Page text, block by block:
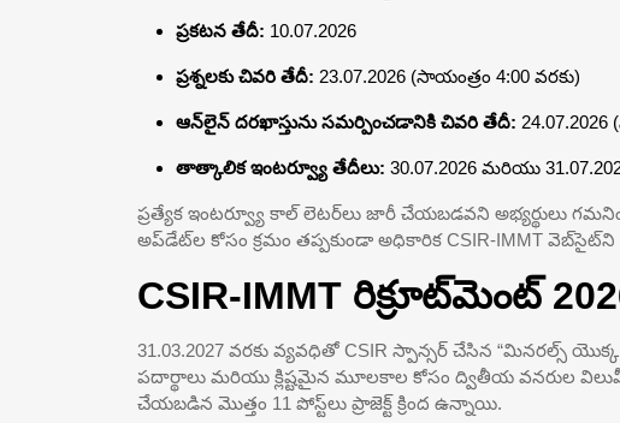
ప్రకటన తేదీ: 10.07.2026
ప్రశ్నలకు చివరి తేదీ: 23.07.2026 (సాయంత్రం 4:00 వరకు)
ఆన్‌లైన్ దరఖాస్తును సమర్పించడానికి చివరి తేదీ:
తాత్కాలిక ఇంటర్వ్యూ తేదీలు: 30.07.2026 మరియు
ప్రత్యేక ఇంటర్వ్యూ కాల్ లెటర్‌లు జారీ చేయబడవని అభ్యర్థులు
అప్‌డేట్‌ల కోసం క్రమం తప్పకుండా అధికారిక CSIR-IMMT
CSIR-IMMT రిక్రూట్‌మెంట్
31.03.2027 వరకు వ్యవధితో CSIR స్పాన్సర్ చేసిన “మినరల్స్
పదార్థాలు మరియు క్లిష్టమైన మూలకాల కోసం ద్వితీయ వనరుల
చేయబడిన మొత్తం 11 పోస్ట్‌లు ప్రాజెక్ట్ క్రింద ఉన్నాయి.